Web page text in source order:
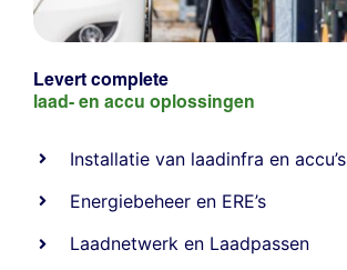
Levert complete
laad- en accu oplossingen
Installatie van laadinfra en accu’s
Energiebeheer en ERE’s
Laadnetwerk en Laadpassen